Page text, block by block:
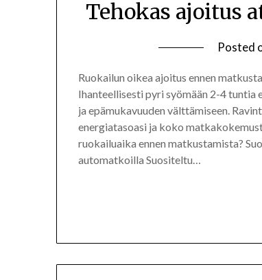
Tehokas ajoitus
Posted
Ruokailun oikea ajoitus ennen
Ihanteellisesti pyri syömään 2-4 tuntia
ja epämukavuuden välttämiseen.
energiatasoasi ja koko
ruokailuaika ennen matkustamista?
automatkoilla Suositeltu…